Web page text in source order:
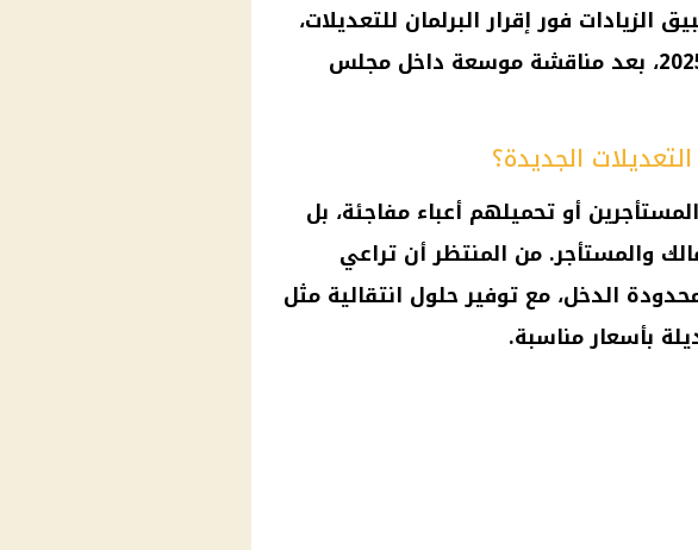
الزيادات فور إقرار البرلمان للتعديلات،
مجلس
الجديدة؟
أو تحميلهم أعباء مفاجئة، بل
والمستأجر. من المنتظر أن تراعي
الدخل، مع توفير حلول انتقالية مثل
بأسعار مناسبة.